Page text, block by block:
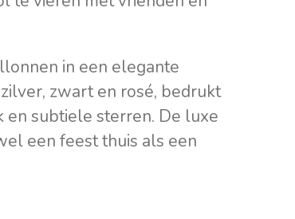
in een elegante
zwart en rosé, bedrukt
subtiele sterren. De luxe
een feest thuis als een